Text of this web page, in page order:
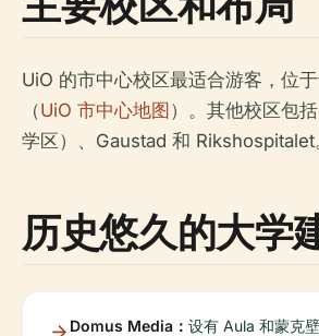
UiO 的市中心校区最适合游客，位
（UiO 市中心地图 ）。其他校区包
学区）、Gaustad 和 Rikshospitalet
历史悠久的大学
Domus Media： 设有 Aula 和蒙克壁